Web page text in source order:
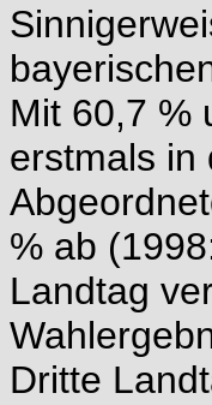
Mit 60,7 %
erstmals in
% ab
Landtag
Dritte